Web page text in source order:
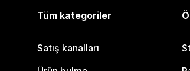
Tüm kategoriler
Satış kanalları